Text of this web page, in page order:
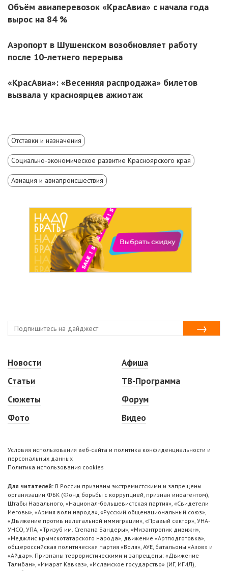
Объём авиаперевозок «КрасАвиа» с начала года
вырос на 84 %
Аэропорт в Шушенском возобновляет работу
после 10-летнего перерыва
«КрасАвиа»: «Весенняя распродажа» билетов
вызвала у красноярцев ажиотаж
Отставки и назначения
Социально-экономическое развитие Красноярского края
Авиация и авиапроисшествия
Новости
Статьи
Сюжеты
Фото
Афиша
ТВ-Программа
Форум
Видео
Условия использования веб-сайта и политика конфиденциальности и
персональных данных
Политика использования cookies
Для читателей: В России признаны экстремистскими и запрещены
организации ФБК (Фонд борьбы с коррупцией, признан иноагентом),
Штабы Навального, «Национал-большевистская партия», «Свидетели
Иеговы», «Армия воли народа», «Русский общенациональный союз»,
«Движение против нелегальной иммиграции», «Правый сектор», УНА-
УНСО, УПА, «Тризуб им. Степана Бандеры», «Мизантропик дивижн»,
«Меджлис крымскотатарского народа», движение «Артподготовка»,
общероссийская политическая партия «Воля», АУЕ, батальоны «Азов» и
«Айдар». Признаны террористическими и запрещены: «Движение
Талибан», «Имарат Кавказ», «Исламское государство» (ИГ, ИГИЛ),